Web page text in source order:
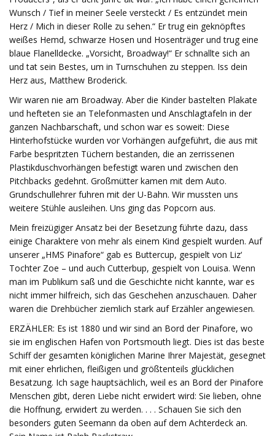
Wunsch / Tief in meiner Seele versteckt / Es entzündet mein
Herz / Mich in dieser Rolle zu sehen.“ Er trug ein geknöpftes
weißes Hemd, schwarze Hosen und Hosenträger und trug eine
blaue Flanelldecke. „Vorsicht, Broadway!“ Er schnallte sich an
und tat sein Bestes, um in Turnschuhen zu steppen. Iss dein
Herz aus, Matthew Broderick.
Wir waren nie am Broadway. Aber die Kinder bastelten Plakate
und hefteten sie an Telefonmasten und Anschlagtafeln in der
ganzen Nachbarschaft, und schon war es soweit: Diese
Hinterhofstücke wurden vor Vorhängen aufgeführt, die aus mit
Farbe bespritzten Tüchern bestanden, die an zerrissenen
Plastikduschvorhängen befestigt waren und zwischen den
Pitchbacks gedehnt. Großmütter kamen mit dem Auto.
Grundschullehrer fuhren mit der U-Bahn. Wir mussten uns
weitere Stühle ausleihen. Uns ging das Popcorn aus.
Mein freizügiger Ansatz bei der Besetzung führte dazu, dass
einige Charaktere von mehr als einem Kind gespielt wurden. Auf
unserer „HMS Pinafore“ gab es Buttercup, gespielt von Liz‘
Tochter Zoe – und auch Cutterbup, gespielt von Louisa. Wenn
man im Publikum saß und die Geschichte nicht kannte, war es
nicht immer hilfreich, sich das Geschehen anzuschauen. Daher
waren die Drehbücher ziemlich stark auf Erzähler angewiesen.
ERZÄHLER: Es ist 1880 und wir sind an Bord der Pinafore, wo
sie im englischen Hafen von Portsmouth liegt. Dies ist das beste
Schiff der gesamten königlichen Marine Ihrer Majestät, gesegnet
mit einer ehrlichen, fleißigen und größtenteils glücklichen
Besatzung. Ich sage hauptsächlich, weil es an Bord der Pinafore
Menschen gibt, deren Liebe nicht erwidert wird: Sie lieben, ohne
die Hoffnung, erwidert zu werden. . . . Schauen Sie sich den
besonders guten Seemann da oben auf dem Achterdeck an.